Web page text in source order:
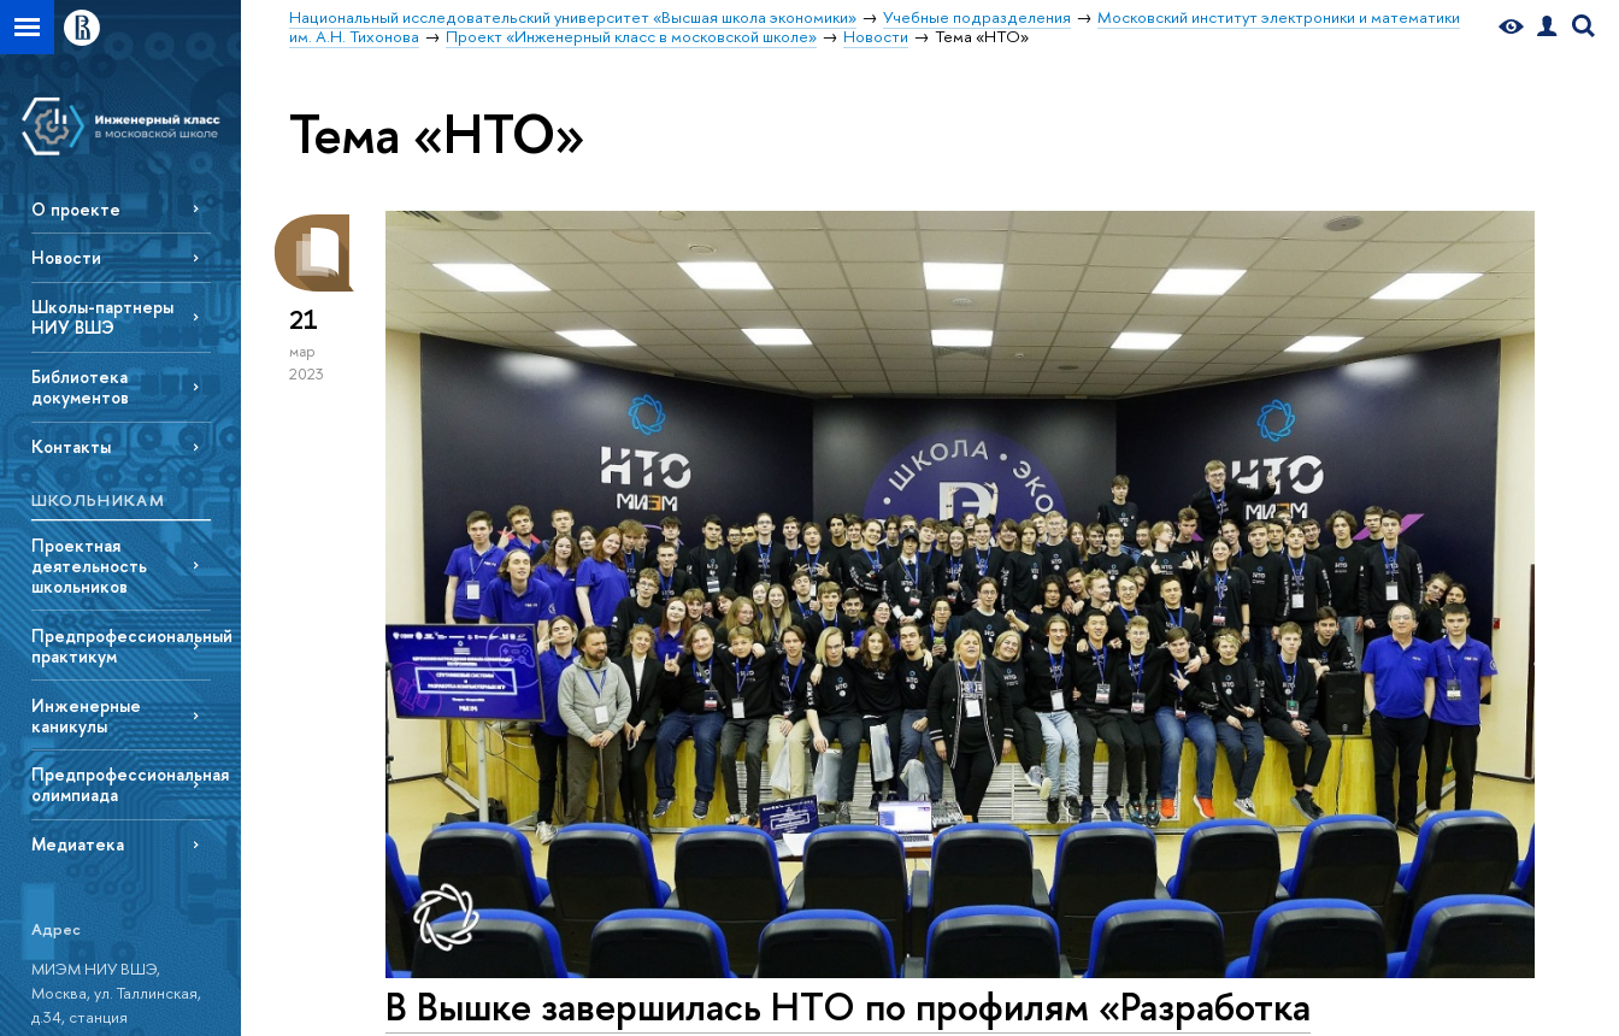
Национальный исследовательский университет «Высшая школа экономики» Учебные подразделения
Московский институт электроники и математики
им. А.Н. Тихонова
Проект «Инженерный класс в московской школе» Новости Тема «НТО»
О проекте
Новости
Школы-партнеры
НИУ ВШЭ
Библиотека
документов
Контакты
ШКОЛЬНИКАМ
Проектная
деятельность
школьников
Предпрофессиональный
практикум
Инженерные
каникулы
Предпрофессиональная
олимпиада
Медиатека
Адрес
МИЭМ НИУ ВШЭ,
Москва, ул. Таллинская,
д.34, станция
Тема «НТО»
21
мар
2023
В Вышке завершилась НТО по профилям «Разработка